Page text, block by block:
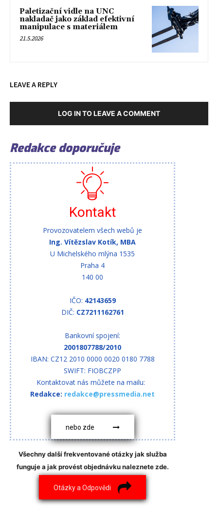
Paletizační vidle na UNC
nakladač jako základ efektivní
manipulace s materiálem
21.5.2026
LEAVE A REPLY
LOG IN TO LEAVE A COMMENT
Redakce doporučuje
Kontakt
Provozovatelem všech webů je
Ing. Vítězslav Kotík, MBA
U Michelského mlýna 1535
Praha 4
140 00
IČO: 42143659
DIČ: CZ7211162761
Bankovní spojení:
2001807788/2010
IBAN: CZ12 2010 0000 0020 0180 7788
SWIFT: FIOBCZPP
Kontaktovat nás můžete na mailu:
Redakce: redakce@pressmedia.net
nebo zde
Všechny další frekventované otázky jak služba
funguje a jak provést objednávku naleznete zde.
Otázky a Odpovědi